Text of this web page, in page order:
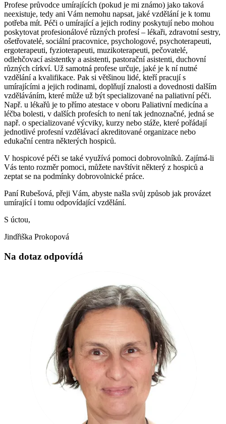
Profese průvodce umírajících (pokud je mi známo) jako taková
neexistuje, tedy ani Vám nemohu napsat, jaké vzdělání je k tomu
potřeba mít. Péči o umírající a jejich rodiny poskytují nebo mohou
poskytovat profesionálové různých profesí – lékaři, zdravotní sestry,
ošetřovatelé, sociální pracovnice, psychologové, psychoterapeuti,
ergoterapeuti, fyzioterapeuti, muzikoterapeuti, pečovatelé,
odlehčovací asistentky a asistenti, pastorační asistenti, duchovní
různých církví. Už samotná profese určuje, jaké je k ní nutné
vzdělání a kvalifikace. Pak si většinou lidé, kteří pracují s
umírajícími a jejich rodinami, doplňují znalosti a dovednosti dalším
vzděláváním, které může už být specializované na paliativní péči.
Např. u lékařů je to přímo atestace v oboru Paliativní medicína a
léčba bolesti, v dalších profesích to není tak jednoznačné, jedná se
např. o specializované výcviky, kurzy nebo stáže, které pořádají
jednotlivé profesní vzdělávací akreditované organizace nebo
edukační centra některých hospiců.
V hospicové péči se také využívá pomoci dobrovolníků. Zajímá-li
Vás tento rozměr pomoci, můžete navštívit některý z hospiců a
zeptat se na podmínky dobrovolnické práce.
Paní Rubešová, přeji Vám, abyste našla svůj způsob jak provázet
umírající i tomu odpovídající vzdělání.
S úctou,
Jindřiška Prokopová
Na dotaz odpovídá